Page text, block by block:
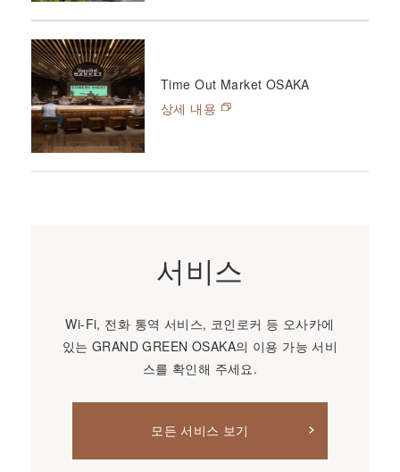
Time Out Market OSAKA
상세 내용
서비스
Wi-Fi, 전화 통역 서비스, 코인로커 등 오사카에
있는 GRAND GREEN OSAKA의 이용 가능 서비
스를 확인해 주세요.
모든 서비스 보기